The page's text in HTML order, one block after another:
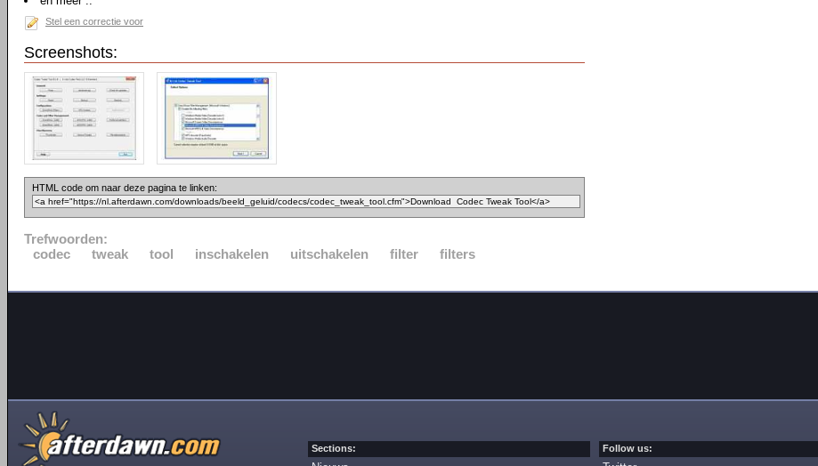
Stel een correctie voor
Screenshots:
HTML code om naar deze pagina te linken:
Trefwoorden:
codec
tweak tool inschakelen uitschakelen filter filters
Sections: Follow us: